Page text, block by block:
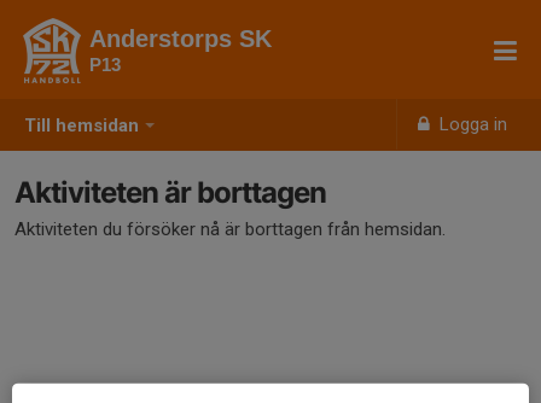
Till hemsidan Logga in
Anderstorps SK
P13
Aktiviteten är borttagen
Aktiviteten du försöker nå är borttagen från hemsidan.